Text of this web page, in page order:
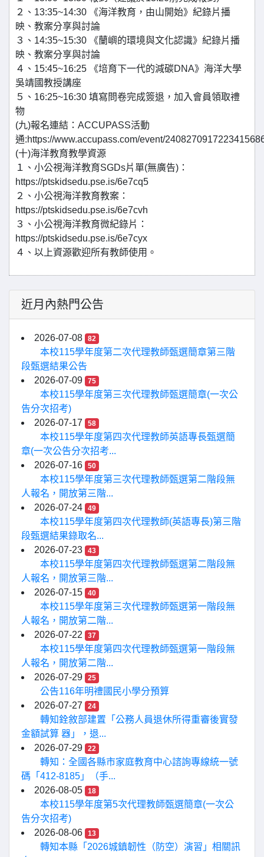
２、13:35~14:30 《海洋教育，由山開始》紀錄片播
映、教案分享與討論
３、14:35~15:30 《蘭嶼的環境與文化認識》紀錄片播
映、教案分享與討論
４、15:45~16:25 《培育下一代的減碳DNA》海洋大學
吳靖國教授講座
５、16:25~16:30 填寫問卷完成簽退，加入會員領取禮
物
(九)報名連結：ACCUPASS活動
通:https://www.accupass.com/event/
(十)海洋教育教學資源
１、小公視海洋教育SGDs片單(無廣告)：
https://ptskidsedu.pse.is/6e7cq5
２、小公視海洋教育教案：
https://ptskidsedu.pse.is/6e7cvh
３、小公視海洋教育微紀錄片：
https://ptskidsedu.pse.is/6e7cyx
４、以上資源歡迎所有教師使用。
近月內熱門公告
2026-07-08 82
本校115學年度第二次代理教師甄選簡章第三階
段甄選結果公告
2026-07-09
75
本校115學年度第三次代理教師甄選簡章(一次公
告分次招考)
2026-07-17
58
本校115學年度第四次代理教師英語專長甄選簡
章(一次公告分次招考...
2026-07-16
50
本校115學年度第三次代理教師甄選第二階段無
人報名，開放第三階...
2026-07-24
49
本校115學年度第四次代理教師(英語專長)第三階
段甄選結果錄取名...
2026-07-23
43
本校115學年度第四次代理教師甄選第二階段無
人報名，開放第三階...
2026-07-15
40
本校115學年度第三次代理教師甄選第一階段無
人報名，開放第二階...
2026-07-22
37
本校115學年度第四次代理教師甄選第一階段無
人報名，開放第二階...
2026-07-29
25
公告116年明禮國民小學分預算
2026-07-27
24
轉知銓敘部建置「公務人員退休所得重審後實發
金額試算 器」，退...
2026-07-29
22
轉知：全國各縣市家庭教育中心諮詢專線統一號
碼「412-8185」（手...
2026-08-05
18
本校115學年度第5次代理教師甄選簡章(一次公
告分次招考)
2026-08-06
13
轉知本縣「2026城鎮韌性（防空）演習」相關訊